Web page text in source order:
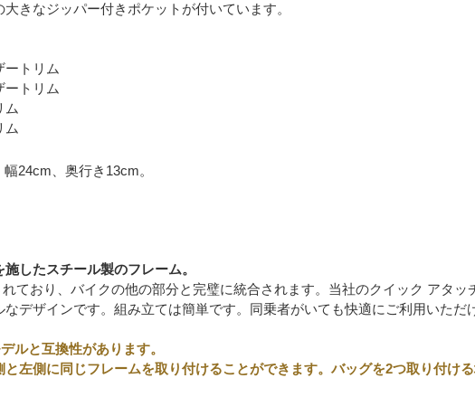
きなジッパー付きポケットが付いています。
ートリム
ートリム
ム
ム
24cm、奥行き13cm。
したスチール製のフレーム。
ており、バイクの他の部分と完璧に統合されます。当社のクイック アタ
デザインです。組み立ては簡単です。同乗者がいても快適にご利用いただ
ルと互換性があります。
左側に同じフレームを取り付けることができます。バッグを2つ取り付け